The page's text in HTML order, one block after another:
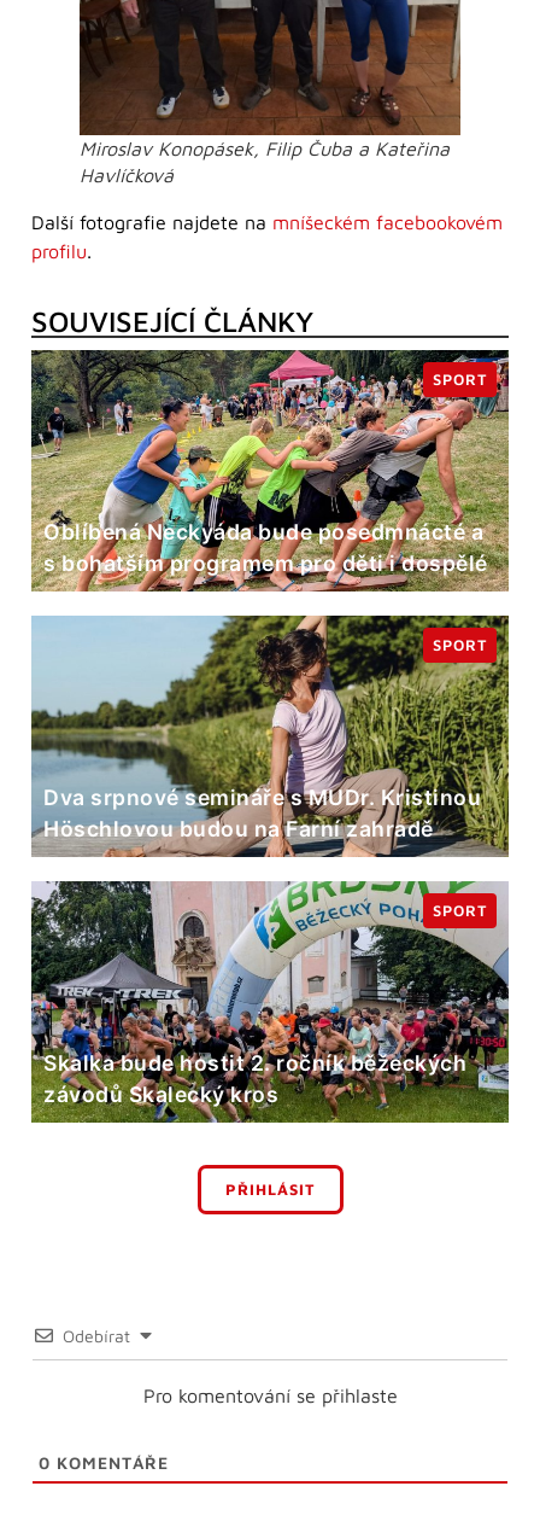
Miroslav Konopásek, Filip Čuba a Kateřina
Havlíčková
Další fotografie najdete na mníšeckém facebookovém
profilu.
SOUVISEJÍCÍ ČLÁNKY
Oblíbená Neckyáda bude posedmnácté a
s bohatším programem pro děti i dospělé
SPORT
Dva srpnové semináře s MUDr. Kristinou
Höschlovou budou na Farní zahradě
SPORT
Skalka bude hostit 2. ročník běžeckých
závodů Skalecký kros
SPORT
PŘIHLÁSIT
Odebírat
Pro komentování se přihlaste
0 KOMENTÁŘE